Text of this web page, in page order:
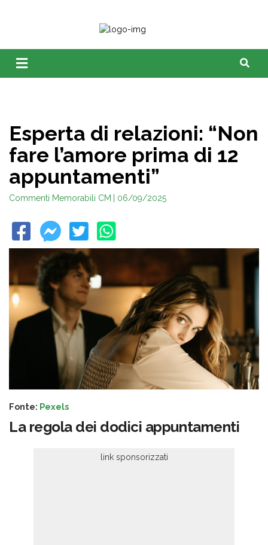
Esperta di relazioni: “Non
fare l’amore prima di 12
appuntamenti”
Commenti Memorabili CM | 06/09/2025
Fonte: Pexels
La regola dei dodici appuntamenti